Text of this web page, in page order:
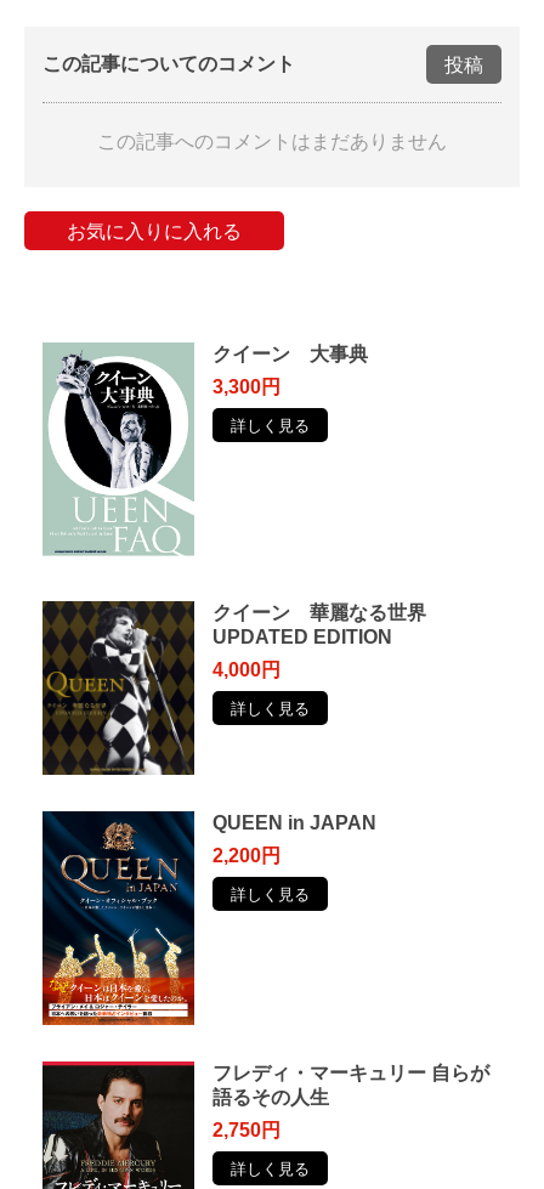
この記事についてのコメント 投稿
この記事へのコメントはまだありません
お気に入りに入れる
クイーン 大事典
3,300円
詳しく見る
クイーン 華麗なる世界
UPDATED EDITION
4,000円
詳しく見る
QUEEN in JAPAN
2,200円
詳しく見る
フレディ・マーキュリー ⾃らが
語るその⼈⽣
2,750円
詳しく見る